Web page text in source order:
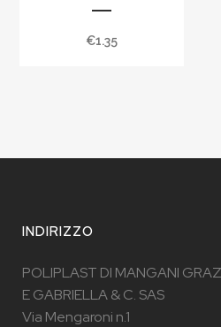
€1.35
INDIRIZZO
POLIPLAST DI MANGANI
E GABRIELLA & C. SAS
Via Mengaroni n.1